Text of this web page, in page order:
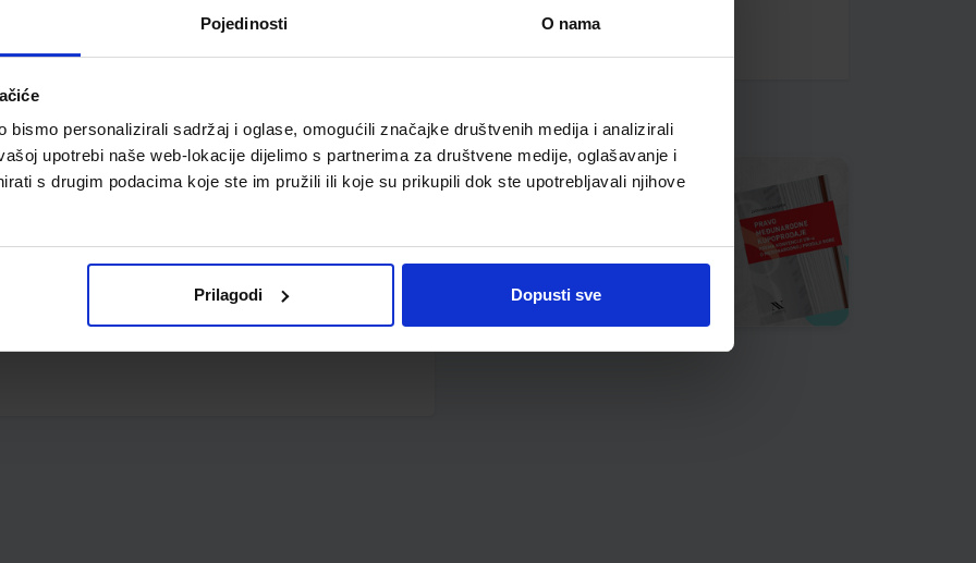
Pojedinosti O nama
bismo personalizirali sadržaj i oglase, omogućili značajke društvenih medija i analizirali
upotrebi naše web-lokacije dijelimo s partnerima za društvene medije, oglašavanje i
s drugim podacima koje ste im pružili ili koje su prikupili dok ste upotrebljavali njihove
Prilagodi Dopusti sve
cm